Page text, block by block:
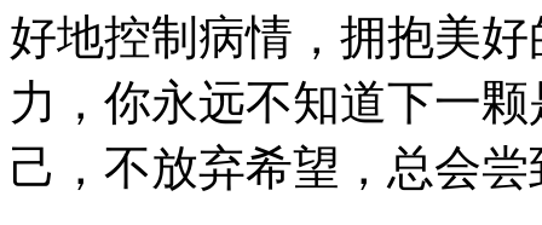
好地控制病情，拥抱美
力，你永远不知道下一
己，不放弃希望，总会